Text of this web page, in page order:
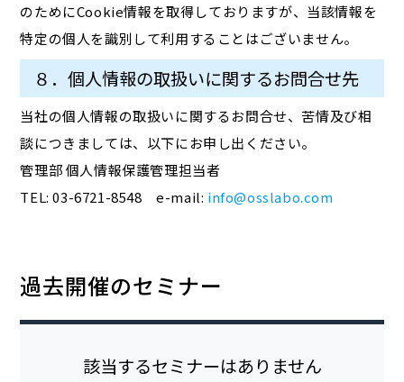
のためにCookie情報を取得しておりますが、当該情報を
特定の個人を識別して利用することはございません。
８．個人情報の取扱いに関するお問合せ先
当社の個人情報の取扱いに関するお問合せ、苦情及び相
談につきましては、以下にお申し出ください。
管理部 個人情報保護管理担当者
TEL: 03-6721-8548 e-mail: info@osslabo.com
過去開催のセミナー
該当するセミナーはありません